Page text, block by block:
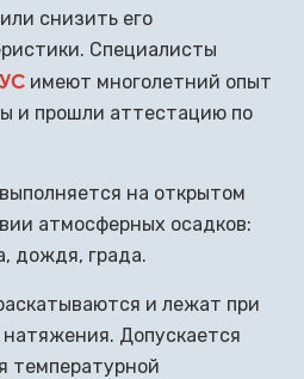
снизить его
Специалисты
имеют многолетний опыт
и прошли аттестацию по
на открытом
атмосферных осадков:
дождя, града.
и лежат при
натяжения. Допускается
температурной